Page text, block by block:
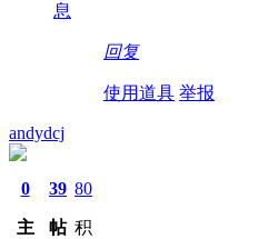
息
回复
使用道具 举报
andydcj
0
主
39
帖
80
积